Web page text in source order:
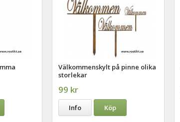
Välkommenskylt på pinne olika
storlekar
99 kr
Info Köp